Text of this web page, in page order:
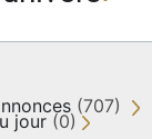
(707)
jour (0)